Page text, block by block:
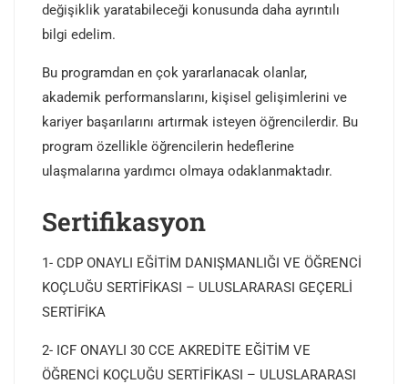
değişiklik yaratabileceği konusunda daha ayrıntılı
bilgi edelim.
Bu programdan en çok yararlanacak olanlar,
akademik performanslarını, kişisel gelişimlerini ve
kariyer başarılarını artırmak isteyen öğrencilerdir. Bu
program özellikle öğrencilerin hedeflerine
ulaşmalarına yardımcı olmaya odaklanmaktadır.
Sertifikasyon
1- CDP ONAYLI EĞİTİM DANIŞMANLIĞI VE ÖĞRENCİ
KOÇLUĞU SERTİFİKASI – ULUSLARARASI GEÇERLİ
SERTİFİKA
2- ICF ONAYLI 30 CCE AKREDİTE EĞİTİM VE
ÖĞRENCİ KOÇLUĞU SERTİFİKASI – ULUSLARARASI